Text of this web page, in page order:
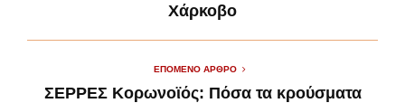
Χάρκοβο
ΕΠΌΜΕΝΟ ΆΡΘΡΟ
ΣΕΡΡΕΣ Κορωνοϊός: Πόσα τα κρούσματα